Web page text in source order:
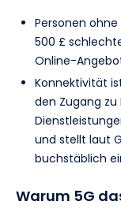
Personen
500 £
Online-
Konnektivität
den Zugang zu
und stellt laut
buchstäblich
Warum 5G